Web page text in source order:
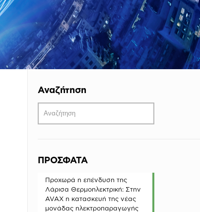
Αναζήτηση
ΠΡΟΣΦΑΤΑ
Προχωρά η επένδυση της
Λάρισα Θερμοηλεκτρική: Στην
AVAX η κατασκευή της νέας
μονάδας ηλεκτροπαραγωγής